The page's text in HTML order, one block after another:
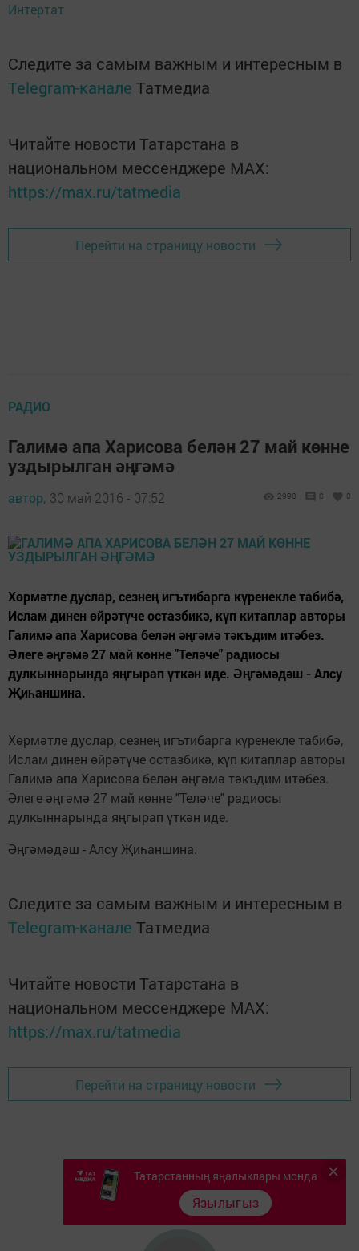
Интертат
Следите за самым важным и интересным в
Telegram-канале Татмедиа
Читайте новости Татарстана в
национальном мессенджере MАХ:
https://max.ru/tatmedia
Перейти на страницу новости
РАДИО
Галимә апа Харисова белән 27 май көнне
уздырылган әңгәмә
автор, 30 май 2016 - 07:52 2990 0 0
Хөрмәтле дуслар, сезнең игътибарга күренекле табибә,
Ислам динен өйрәтүче остазбикә, күп китаплар авторы
Галимә апа Харисова белән әңгәмә тәкъдим итәбез.
Әлеге әңгәмә 27 май көнне "Теләче" радиосы
дулкыннарында яңгырап үткән иде. Әңгәмәдәш - Алсу
Җиһаншина.
Хөрмәтле дуслар, сезнең игътибарга күренекле табибә,
Ислам динен өйрәтүче остазбикә, күп китаплар авторы
Галимә апа Харисова белән әңгәмә тәкъдим итәбез.
Әлеге әңгәмә 27 май көнне "Теләче" радиосы
дулкыннарында яңгырап үткән иде.
Әңгәмәдәш - Алсу Җиһаншина.
Следите за самым важным и интересным в
Telegram-канале Татмедиа
Читайте новости Татарстана в
национальном мессенджере MАХ:
https://max.ru/tatmedia
Перейти на страницу новости
Татарстанның яңалыклары монда
Язылыгыз